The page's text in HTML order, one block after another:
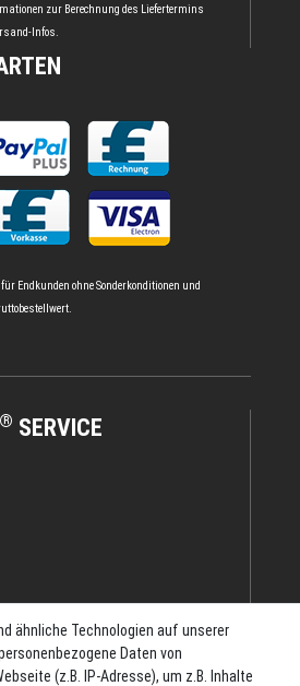
zur Berechnung des Liefertermins
Infos
Endkunden ohne Sonderkonditionen und
® SERVICE
ähnliche Technologien auf unserer
Daten von
(z.B. IP-Adresse), um z.B. Inhalte